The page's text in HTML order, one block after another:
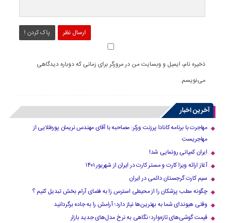
ارسال نظر پاک کردن !
ذخیره نام، ایمیل و وبسایت من در مرورگر برای زمانی که دوباره دیدگاهی
می‌نویسم.
آخرین اخبار
مهاجرت با برنامه کانادا پرزنت ورکر: مصاحبه با آقای مهندس نریمان پورطلایی از
مهاجریست
ایران کمپانی رونمایی شد!
آغاز ارائه ویزا کارت و مستر کارت در ایران از شهریور ۱۴۰۱
سیم کارت گرجستان دائمی در ایران
چگونه مطب پزشکان را از محیطی استرس زا به فضای آرام بخش تبدیل کنیم ؟
وقتی هیوندای شما به بهترین‌ها نیاز دارد؛ آرامش را به جاده برگردانید
قیمت گوشی‌های تازه‌وارد؛ نگاهی به نرخ مدل‌های جدید بازار